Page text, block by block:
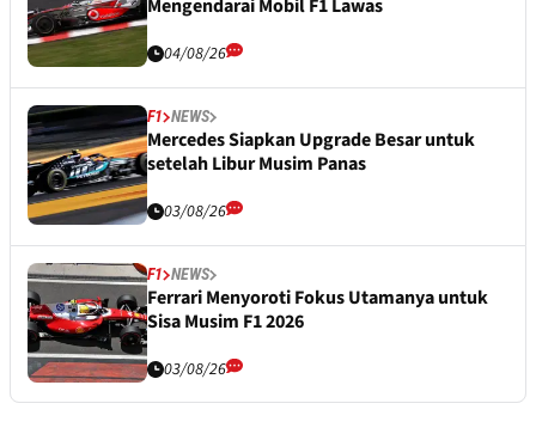
Mengendarai Mobil F1 Lawas
04/08/26
F1 NEWS
Mercedes Siapkan Upgrade Besar untuk
setelah Libur Musim Panas
03/08/26
F1 NEWS
Ferrari Menyoroti Fokus Utamanya untuk
Sisa Musim F1 2026
03/08/26